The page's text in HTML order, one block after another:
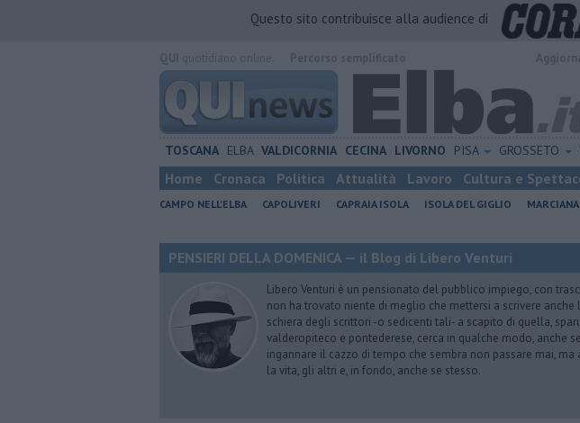
Questo sito contribuisce alla audience di
TOSCANA ELBA VALDICORNIA CECINA LIVORNO PISA GROSSETO
Home Cronaca Politica Attualità Lavoro Cultura e
CAMPO NELL'ELBA CAPOLIVERI CAPRAIA ISOLA ISOLA DEL GIGLIO MARCIANA
PENSIERI DELLA DOMENICA — il Blog di Libero Venturi
Libero Venturi è un pensionato del pubblico impiego, con
non ha trovato niente di meglio che mettersi a scrivere
schiera degli scrittori -o sedicenti tali- a scapito di quella,
valderopiteco e pontederese, cerca in qualche modo, anche
ingannare il cazzo di tempo che sembra non passare mai,
la vita, gli altri e, in fondo, anche se stesso.